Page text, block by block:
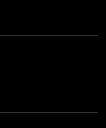
বিএসএফের